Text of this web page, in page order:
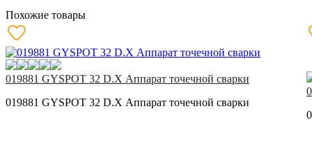
Похожие товары
019881 GYSPOT 32 D.X Аппарат точечной сварки
019881 GYSPOT 32 D.X Аппарат точечной сварки